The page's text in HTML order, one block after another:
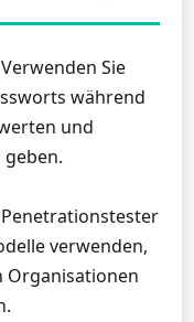
Verwenden Sie
während
und
geben.
verwenden,
Organisationen